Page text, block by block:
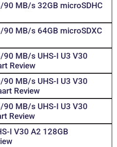
90 MB/s 32GB microSDHC
90 MB/s 64GB microSDXC
MB/s UHS-I U3 V30
Review
MB/s UHS-I U3 V30
Review
MB/s UHS-I U3 V30
Review
I V30 A2 128GB